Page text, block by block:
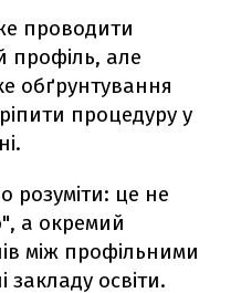
проводити
профіль, але
обґрунтування
процедуру у
розуміти: це не
а окремий
між профільними
закладу освіти.